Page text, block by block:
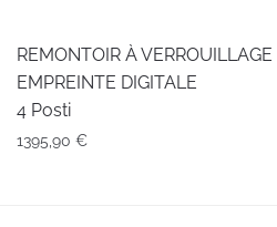
REMONTOIR À VERROUILLAGE
EMPREINTE DIGITALE
4 Posti
1395,90 €